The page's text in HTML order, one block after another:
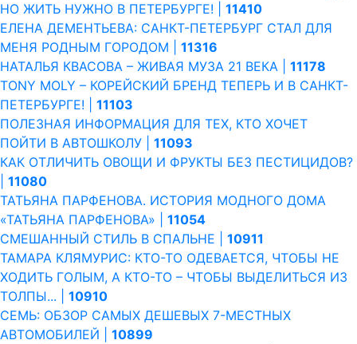
НО ЖИТЬ НУЖНО В ПЕТЕРБУРГЕ! | 11410
ЕЛЕНА ДЕМЕНТЬЕВА: САНКТ-ПЕТЕРБУРГ СТАЛ ДЛЯ
МЕНЯ РОДНЫМ ГОРОДОМ | 11316
НАТАЛЬЯ КВАСОВА – ЖИВАЯ МУЗА 21 ВЕКА | 11178
TONY MOLY – КОРЕЙСКИЙ БРЕНД ТЕПЕРЬ И В САНКТ-
ПЕТЕРБУРГЕ! | 11103
ПОЛЕЗНАЯ ИНФОРМАЦИЯ ДЛЯ ТЕХ, КТО ХОЧЕТ
ПОЙТИ В АВТОШКОЛУ | 11093
КАК ОТЛИЧИТЬ ОВОЩИ И ФРУКТЫ БЕЗ ПЕСТИЦИДОВ?
11080
ТАТЬЯНА ПАРФЕНОВА. ИСТОРИЯ МОДНОГО ДОМА
«ТАТЬЯНА ПАРФЕНОВА» | 11054
СМЕШАННЫЙ СТИЛЬ В СПАЛЬНЕ | 10911
ТАМАРА КЛЯМУРИС: КТО-ТО ОДЕВАЕТСЯ, ЧТОБЫ НЕ
ХОДИТЬ ГОЛЫМ, А КТО-ТО – ЧТОБЫ ВЫДЕЛИТЬСЯ ИЗ
ТОЛПЫ... | 10910
СЕМЬ: ОБЗОР САМЫХ ДЕШЕВЫХ 7-МЕСТНЫХ
АВТОМОБИЛЕЙ | 10899